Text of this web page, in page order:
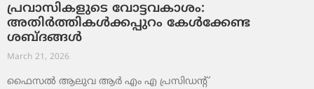
പ്രവാസികളുടെ വോട്ടവകാശം:
അതിർത്തികൾക്കപ്പുറം കേൾക്കേണ്ട
ശബ്ദങ്ങൾ
March 21, 2026
ഫൈസൽ ആലുവ ആർ എം എ പ്രസിഡന്റ്